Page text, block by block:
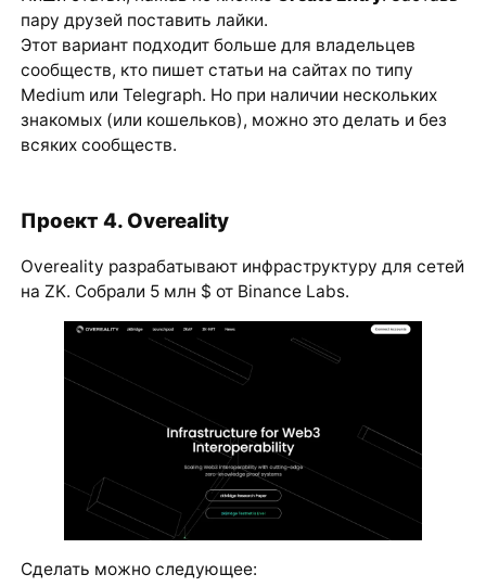
пару друзей поставить лайки.
Этот вариант подходит больше для владельцев
сообществ, кто пишет статьи на сайтах по типу
Medium или Telegraph. Но при наличии нескольких
знакомых (или кошельков), можно это делать и без
всяких сообществ.
Проект 4. Overeality
Overeality разрабатывают инфраструктуру для сетей
на ZK. Собрали 5 млн $ от Binance Labs.
Сделать можно следующее: